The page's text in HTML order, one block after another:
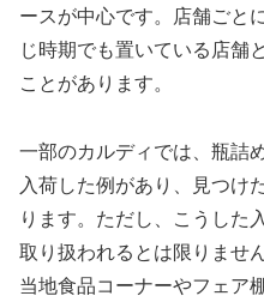
ースが中心です。店舗ごと
じ時期でも置いている店舗
ことがあります。
一部のカルディでは、瓶詰
入荷した例があり、見つけ
ります。ただし、こうした
取り扱われるとは限りませ
当地食品コーナーやフェア